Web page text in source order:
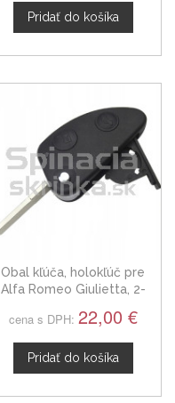
Pridať do košíka
Obal kľúča, holokľúč pre
Alfa Romeo Giulietta, 2-
cena s DPH: 22,00 €
Pridať do košíka